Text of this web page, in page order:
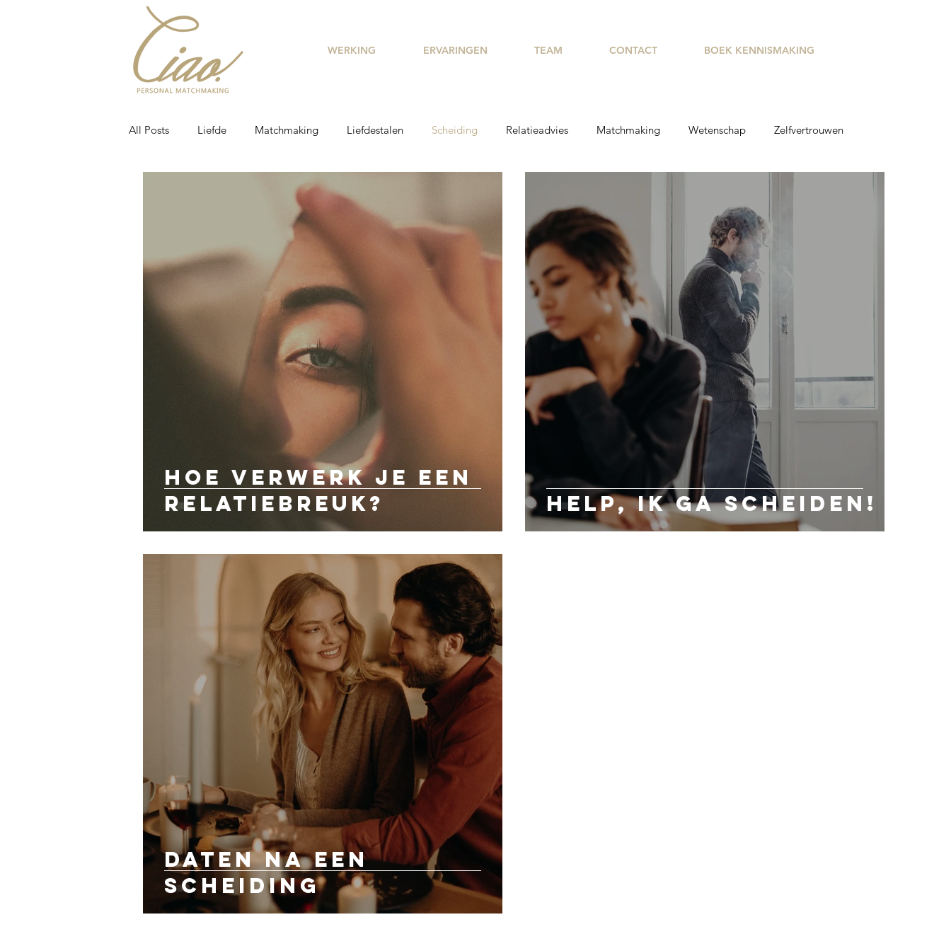
WERKING ERVARINGEN TEAM CONTACT BOEK KENNISMAKING
All Posts Liefde Matchmaking Liefdestalen Scheiding Relatieadvies Matchmaking Wetenschap Zelfvertrouwen
Verleiden
Hoe verwerk je een
relatiebreuk?
Help, ik ga scheiden!
Daten na een
scheiding